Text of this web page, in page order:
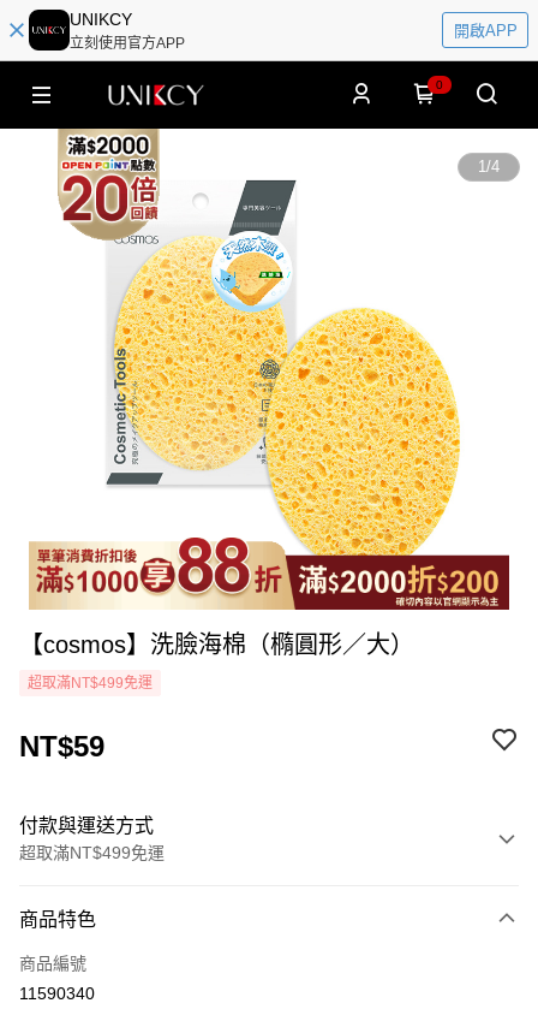
UNIKCY
立刻使用官方APP
開啟APP
0
1/4
【cosmos】洗臉海棉（橢圓形／大）
超取滿NT$499免運
NT$59
付款與運送方式
超取滿NT$499免運
icash Pay
信用卡一次付款
商品特色
商品編號
11590340